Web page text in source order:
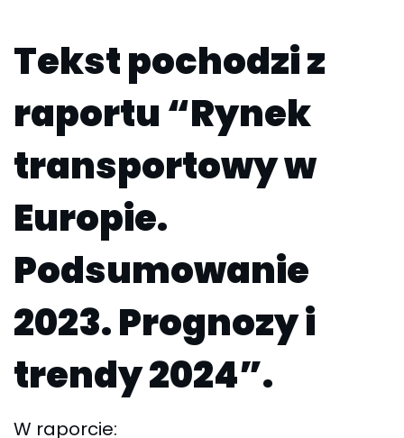
Tekst pochodzi z
raportu “Rynek
transportowy w
Europie.
Podsumowanie
2023. Prognozy i
trendy 2024”.
W raporcie: